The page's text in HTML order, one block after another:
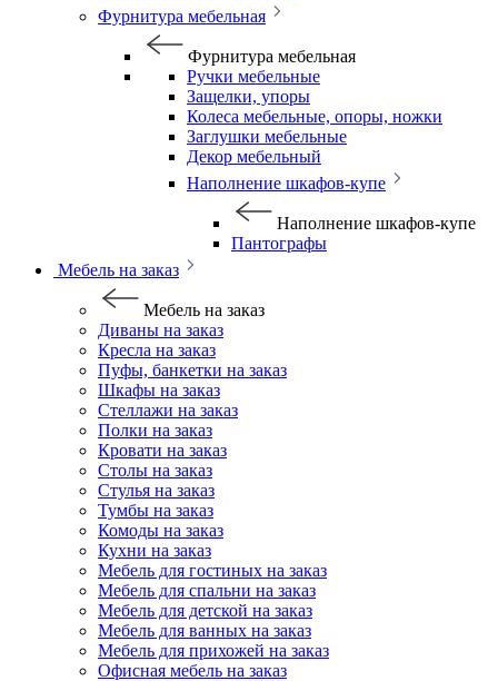
Фурнитура мебельная
Фурнитура мебельная
Ручки мебельные
Защелки, упоры
Колеса мебельные, опоры, ножки
Заглушки мебельные
Декор мебельный
Наполнение шкафов-купе
Наполнение шкафов-купе
Пантографы
Мебель на заказ
Мебель на заказ
Диваны на заказ
Кресла на заказ
Пуфы, банкетки на заказ
Шкафы на заказ
Стеллажи на заказ
Полки на заказ
Кровати на заказ
Столы на заказ
Стулья на заказ
Тумбы на заказ
Комоды на заказ
Кухни на заказ
Мебель для гостиных на заказ
Мебель для спальни на заказ
Мебель для детской на заказ
Мебель для ванных на заказ
Мебель для прихожей на заказ
Офисная мебель на заказ